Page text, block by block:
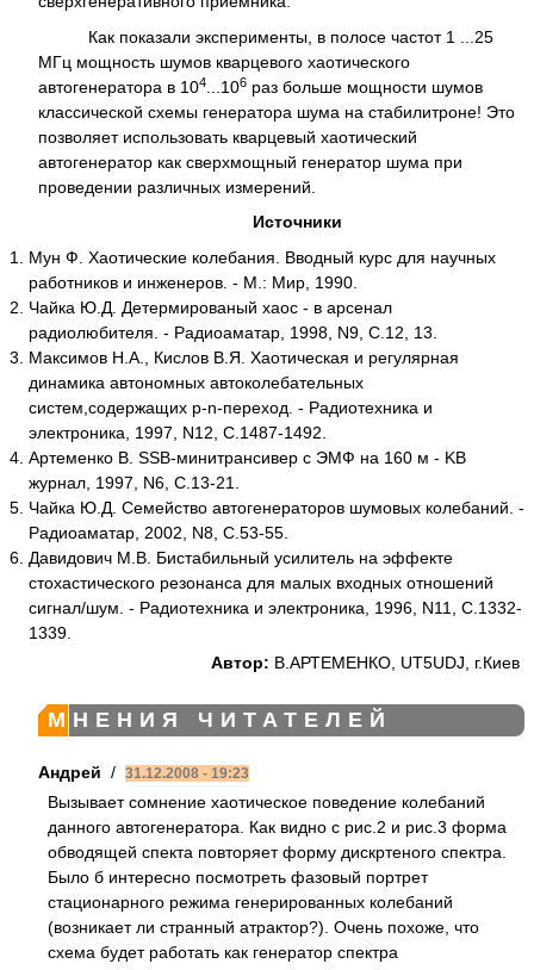
Как показали эксперименты, в полосе частот 1 ...25
МГц мощность шумов кварцевого хаотического
автогенератора в 104 ...106 раз больше мощности шумов
классической схемы генератора шума на стабилитроне! Это
позволяет использовать кварцевый хаотический
автогенератор как сверхмощный генератор шума при
проведении различных измерений.
Источники
Мун Ф. Хаотические колебания. Вводный курс для научных
работников и инженеров. - М.: Мир, 1990.
Чайка Ю.Д. Детермированый хаос - в арсенал
радиолюбителя. - Радиоаматар, 1998, N9, С.12, 13.
Максимов Н.А., Кислов В.Я. Хаотическая и регулярная
динамика автономных автоколебательных
систем,содержащих р-n-переход. - Радиотехника и
электроника, 1997, N12, С.1487-1492.
Артеменко В. SSB-минитрансивер с ЭМФ на 160 м - KB
журнал, 1997, N6, С.13-21.
Чайка Ю.Д. Семейство автогенераторов шумовых колебаний. -
Радиоаматар, 2002, N8, С.53-55.
Давидович М.В. Бистабильный усилитель на эффекте
стохастического резонанса для малых входных отношений
сигнал/шум. - Радиотехника и электроника, 1996, N11, С.1332-
1339.
Автор: В.АРТЕМЕНКО, UT5UDJ, г.Киев
МНЕНИЯ ЧИТАТЕЛЕЙ
Андрей / 31.12.2008 - 19:23
Вызывает сомнение хаотическое поведение колебаний
данного автогенератора. Как видно с рис.2 и рис.3 форма
обводящей спекта повторяет форму дискртеного спектра.
Было б интересно посмотреть фазовый портрет
стационарного режима генерированных колебаний
(возникает ли странный атрактор?). Очень похоже, что
схема будет работать как генератор спектра